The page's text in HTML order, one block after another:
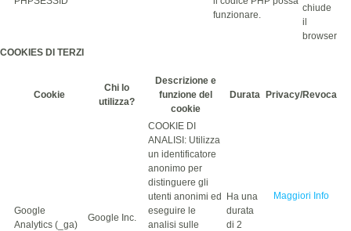
funzionare.
chiude
il
browser
COOKIES DI TERZI
Cookie
Chi lo
utilizza?
Descrizione e
funzione del
cookie
Durata Privacy/Revoca
Google
Analytics (_ga)
Google Inc.
COOKIE DI
ANALISI: Utilizza
un identificatore
anonimo per
distinguere gli
utenti anonimi ed
eseguire le
analisi sulle
Ha una
durata
di 2
Maggiori Info